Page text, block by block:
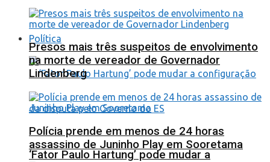
Política
‘Fator Paulo Hartung’ pode mudar a
Presos mais três suspeitos de envolvimento
na morte de vereador de Governador
Lindenberg
Polícia prende em menos de 24 horas
assassino de Juninho Play em Sooretama